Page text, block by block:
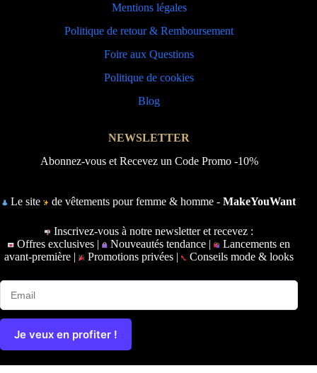
Mentions légales
Politique de retour & Remboursement
Foire aux Questions
Politique de cookies
Blog
NEWSLETTER
Abonnez-vous et Recevez un Code Promo -10%
Le site de vêtements pour femme & homme -MakeYouWant
Inscrivez-vous à notre newsletter et recevez :
Offres exclusives |
Nouveautés tendance |
Lancements en
avant-première | Promotions privées | Conseils mode & looks
Je veux en profiter !